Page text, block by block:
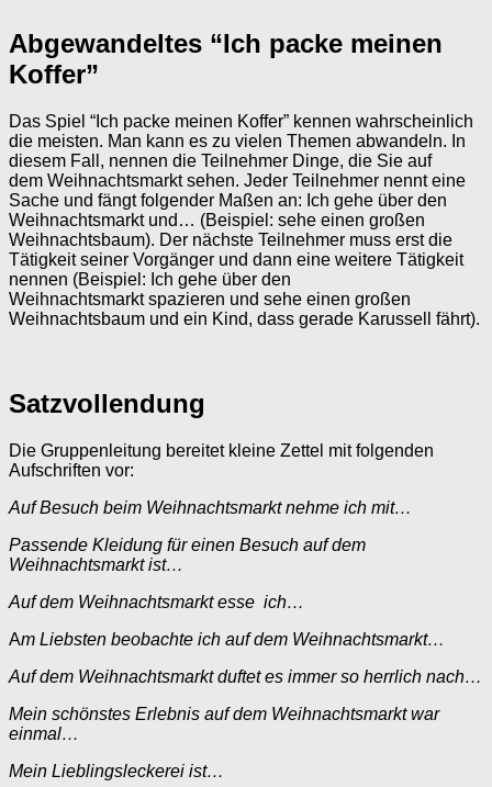
Abgewandeltes “Ich packe meinen
Koffer”
Das Spiel “Ich packe meinen Koffer” kennen wahrscheinlich
die meisten. Man kann es zu vielen Themen abwandeln. In
diesem Fall, nennen die Teilnehmer Dinge, die Sie auf
dem Weihnachtsmarkt sehen. Jeder Teilnehmer nennt eine
Sache und fängt folgender Maßen an: Ich gehe über den
Weihnachtsmarkt und… (Beispiel: sehe einen großen
Weihnachtsbaum). Der nächste Teilnehmer muss erst die
Tätigkeit seiner Vorgänger und dann eine weitere Tätigkeit
nennen (Beispiel: Ich gehe über den
Weihnachtsmarkt spazieren und sehe einen großen
Weihnachtsbaum und ein Kind, dass gerade Karussell fährt).
Satzvollendung
Die Gruppenleitung bereitet kleine Zettel mit folgenden
Aufschriften vor:
Auf Besuch beim Weihnachtsmarkt nehme ich mit…
Passende Kleidung für einen Besuch auf dem
Weihnachtsmarkt ist…
Auf dem Weihnachtsmarkt esse ich…
Am Liebsten beobachte ich auf dem Weihnachtsmarkt…
Auf dem Weihnachtsmarkt duftet es immer so herrlich nach…
Mein schönstes Erlebnis auf dem Weihnachtsmarkt war
einmal…
Mein Lieblingsleckerei ist…